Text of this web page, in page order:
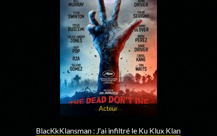
Acteur
BlacKkKlansman : J'ai infiltré le Ku Klux Klan